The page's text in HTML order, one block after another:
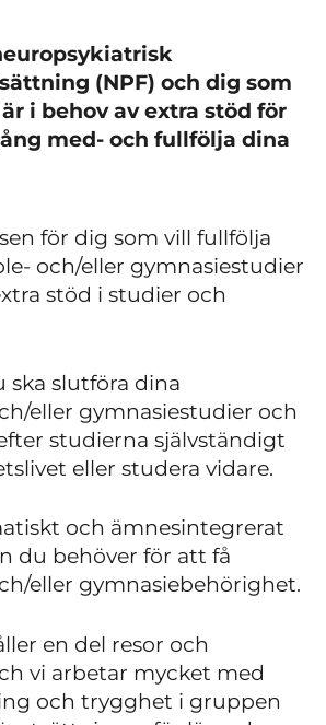
(NPF) och dig som
i behov av extra stöd för
med- och fullfölja dina
för dig som vill fullfölja
och/eller gymnasiestudier
stöd i studier och
ska slutföra dina
eller gymnasiestudier och
studierna självständigt
eller studera vidare.
och ämnesintegrerat
du behöver för att få
eller gymnasiebehörighet.
en del resor och
vi arbetar mycket med
och trygghet i gruppen